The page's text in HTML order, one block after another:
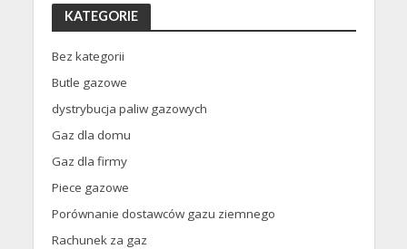
KATEGORIE
Bez kategorii
Butle gazowe
dystrybucja paliw gazowych
Gaz dla domu
Gaz dla firmy
Piece gazowe
Porównanie dostawców gazu ziemnego
Rachunek za gaz